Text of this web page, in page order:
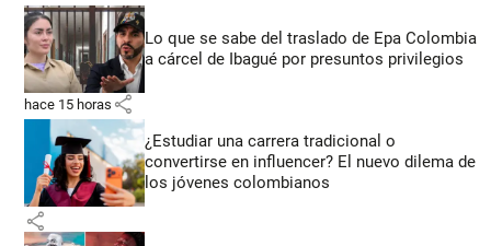
Lo que se sabe del traslado de Epa Colombia
a cárcel de Ibagué por presuntos privilegios
hace 15 horas share
¿Estudiar una carrera tradicional o
convertirse en influencer? El nuevo dilema de
los jóvenes colombianos
share